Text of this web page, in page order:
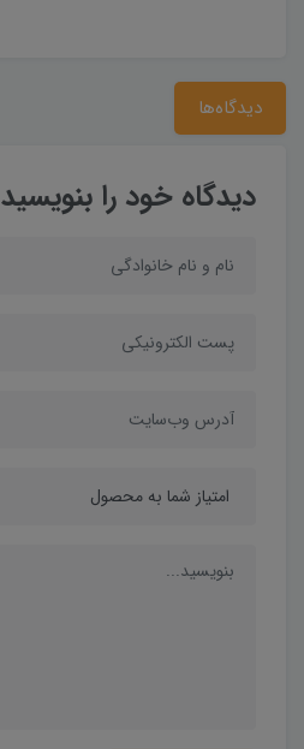
دیدگاه‌ها
دیدگاه خود را بنویسید